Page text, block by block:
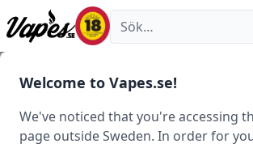
Welcome to Vapes.se!
We've noticed that you're accessing
page outside Sweden. In order for
Vapes.se
E-juice Smaker Mentol & Mint
Cold Finger –